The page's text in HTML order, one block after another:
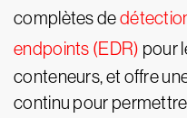
complètes de
endpoints (EDR) pour
conteneurs, et offre
continu pour